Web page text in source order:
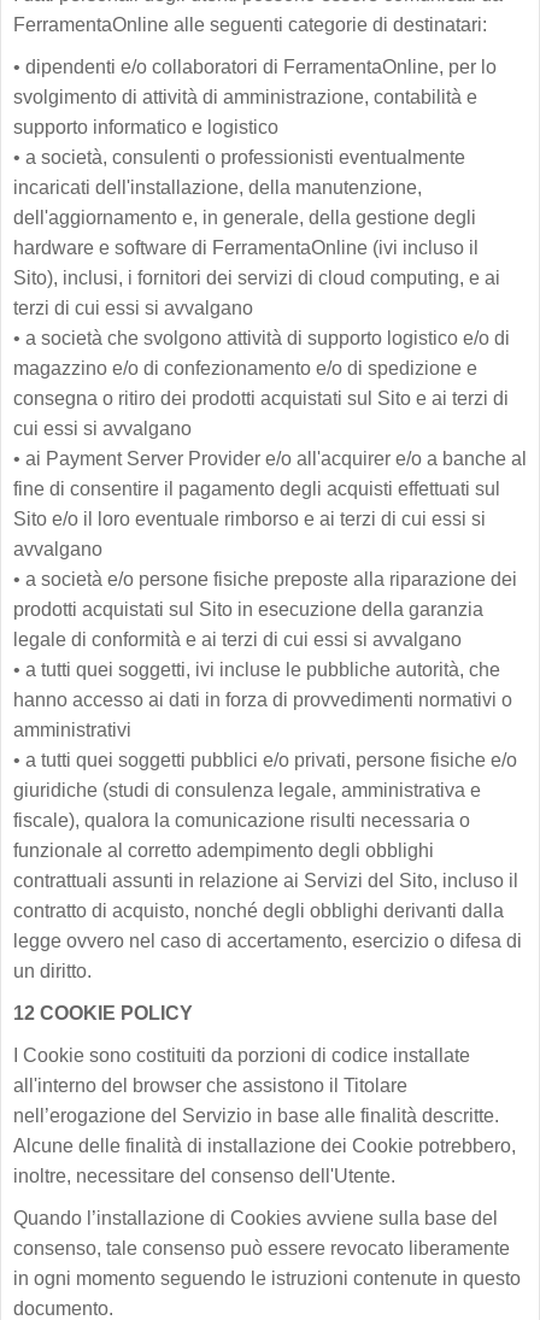
FerramentaOnline alle seguenti categorie di destinatari:
• dipendenti e/o collaboratori di FerramentaOnline, per lo
svolgimento di attività di amministrazione, contabilità e
supporto informatico e logistico
• a società, consulenti o professionisti eventualmente
incaricati dell'installazione, della manutenzione,
dell'aggiornamento e, in generale, della gestione degli
hardware e software di FerramentaOnline (ivi incluso il
Sito), inclusi, i fornitori dei servizi di cloud computing, e ai
terzi di cui essi si avvalgano
• a società che svolgono attività di supporto logistico e/o di
magazzino e/o di confezionamento e/o di spedizione e
consegna o ritiro dei prodotti acquistati sul Sito e ai terzi di
cui essi si avvalgano
• ai Payment Server Provider e/o all'acquirer e/o a banche al
fine di consentire il pagamento degli acquisti effettuati sul
Sito e/o il loro eventuale rimborso e ai terzi di cui essi si
avvalgano
• a società e/o persone fisiche preposte alla riparazione dei
prodotti acquistati sul Sito in esecuzione della garanzia
legale di conformità e ai terzi di cui essi si avvalgano
• a tutti quei soggetti, ivi incluse le pubbliche autorità, che
hanno accesso ai dati in forza di provvedimenti normativi o
amministrativi
• a tutti quei soggetti pubblici e/o privati, persone fisiche e/o
giuridiche (studi di consulenza legale, amministrativa e
fiscale), qualora la comunicazione risulti necessaria o
funzionale al corretto adempimento degli obblighi
contrattuali assunti in relazione ai Servizi del Sito, incluso il
contratto di acquisto, nonché degli obblighi derivanti dalla
legge ovvero nel caso di accertamento, esercizio o difesa di
un diritto.
12 COOKIE POLICY
I Cookie sono costituiti da porzioni di codice installate
all'interno del browser che assistono il Titolare
nell’erogazione del Servizio in base alle finalità descritte.
Alcune delle finalità di installazione dei Cookie potrebbero,
inoltre, necessitare del consenso dell'Utente.
Quando l’installazione di Cookies avviene sulla base del
consenso, tale consenso può essere revocato liberamente
in ogni momento seguendo le istruzioni contenute in questo
documento.